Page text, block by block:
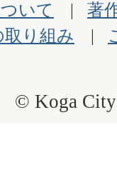
いて
著
り組み
© Koga City